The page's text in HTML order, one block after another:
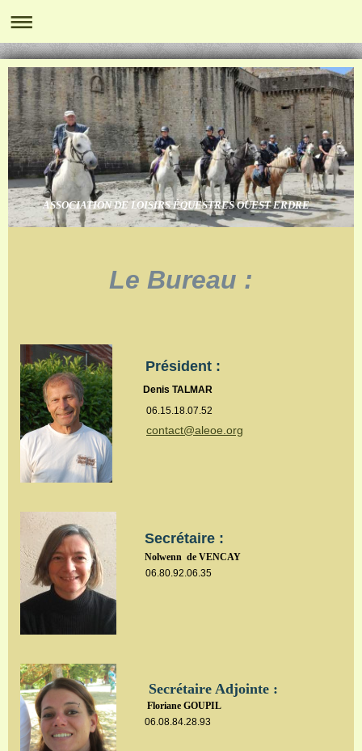
ASSOCIATION DE LOISIRS ÉQUESTRES OUEST ERDRE
Le Bureau :
Président :
Denis TALMAR
06.15.18.07.52
contact@aleoe.org
Secrétaire :
Nolwenn de VENCAY
06.80.92.06.35
Secrétaire Adjointe :
Floriane GOUPIL
06.08.84.28.93